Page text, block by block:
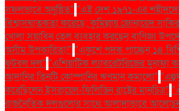
সফলভাবে অনুষ্ঠিত" "এই দেশ ১৯৭১-এর
বিশ্বাসঘাতকতা করেছে: কুমিল্লায় জোনায়েদ
খোলা সয়াবিন তেল ব্যবহার করছেন বাণিজ্য
অসীম উপকারিতা!" "একুশে পদক পাচ্ছেন ১৪
ফুটবল দল" "এশিয়াটিক ল্যাবরেটরিজের মুনাফা
আদানির তিনটি কোম্পানির ঋণমান কমালো"
করেছিলেন ইসরায়েল-ফিলিস্তিন রাষ্ট্রের মানচিত্র"
রাজনৈতিক দলগুলোর সাথে আলাদাভাবে